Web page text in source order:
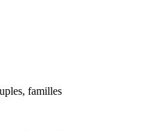
familles